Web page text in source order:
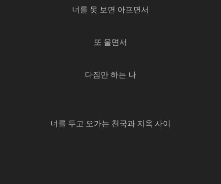
너를 못 보면 아프면서
또 울면서
다짐만 하는 나
너를 두고 오가는 천국과 지옥 사이